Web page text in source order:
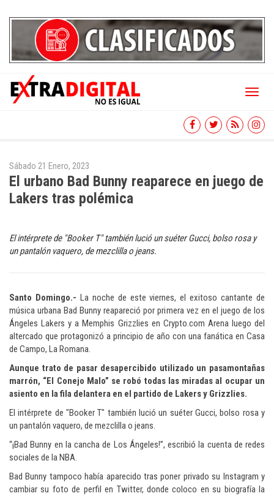
Toggle
Sábado 21 Enero, 2023
El urbano Bad Bunny reaparece en juego de
Lakers tras polémica
El intérprete de "Booker T" también lució un suéter Gucci, bolso rosa y
un pantalón vaquero, de mezclilla o jeans.
Santo Domingo.- La noche de este viernes, el exitoso cantante de
música urbana Bad Bunny reapareció por primera vez en el juego de los
Ángeles Lakers y a Memphis Grizzlies en Crypto.com Arena luego del
altercado que protagonizó a principio de año con una fanática en Casa
de Campo, La Romana.
Aunque trato de pasar desapercibido utilizado un pasamontañas
marrón, “El Conejo Malo” se robó todas las miradas al ocupar un
asiento en la fila delantera en el partido de Lakers y Grizzlies.
El intérprete de "Booker T" también lució un suéter Gucci, bolso rosa y
un pantalón vaquero, de mezclilla o jeans.
“¡Bad Bunny en la cancha de Los Ángeles!”, escribió la cuenta de redes
sociales de la NBA.
Bad Bunny tampoco había aparecido tras poner privado su Instagram y
cambiar su foto de perfil en Twitter, donde coloco en su biografía la